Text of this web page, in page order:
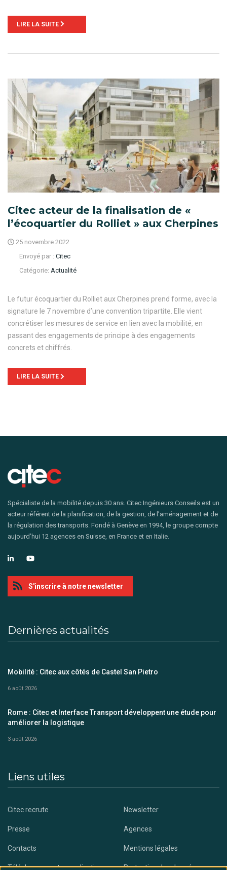
LIRE LA SUITE
Citec acteur de la finalisation de «
l’écoquartier du Rolliet » aux Cherpines
25 novembre 2022
Envoyé par : Citec
Catégorie: Actualité
Le futur écoquartier du Rolliet aux Cherpines prend forme, avec la
signature le 7 novembre d’une convention tripartite. Elle vient
concrétiser les mesures de service en lien avec la mobilité, en
passant des engagements de principe à des engagements
concrets et chiffrés.
LIRE LA SUITE
Spécialiste de la mobilité depuis 30 ans. Citec Ingénieurs Conseils est un
acteur référent de la planification, de la gestion, de l’aménagement et de
la régulation des transports. Fondé à Genève en 1994, le groupe compte
aujourd’hui 12 agences en Suisse, en France et en Italie.
S'inscrire à notre newsletter
Dernières actualités
Mobilité : Citec aux côtés de Castel San Pietro
6 août 2026
Rome : Citec et Interface Transport développent une étude pour
améliorer la logistique
3 août 2026
Liens utiles
Citec recrute Newsletter
Presse Agences
Contacts Mentions légales
Téléchargez notre application Protection des données